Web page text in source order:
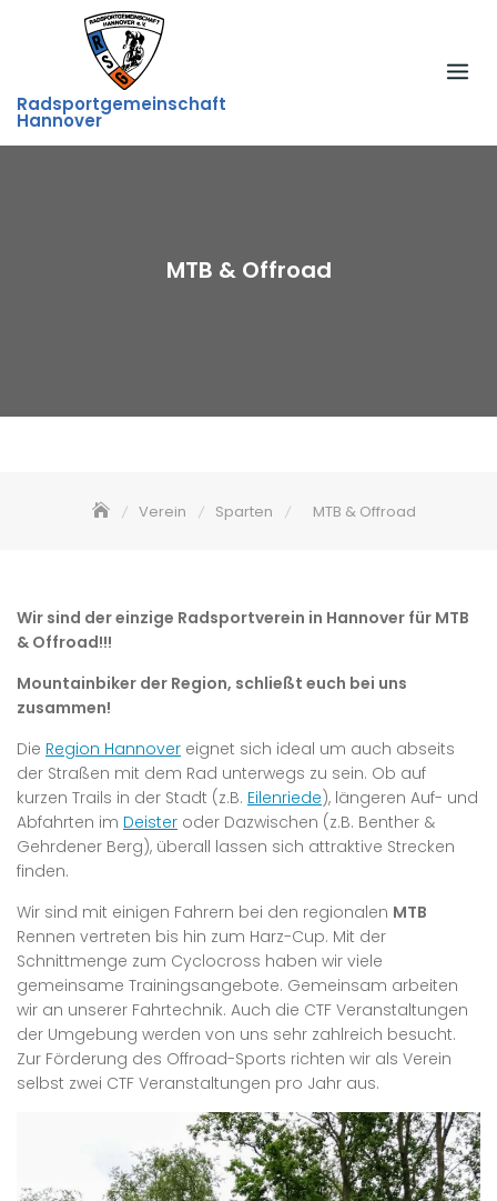
Radsportgemeinschaft
Hannover
MTB & Offroad
Verein Sparten MTB & Offroad
Wir sind der einzige Radsportverein in Hannover für MTB
& Offroad!!!
Mountainbiker der Region, schließt euch bei uns
zusammen!
Die Region Hannover eignet sich ideal um auch abseits
der Straßen mit dem Rad unterwegs zu sein. Ob auf
kurzen Trails in der Stadt (z.B. Eilenriede), längeren Auf- und
Abfahrten im Deister oder Dazwischen (z.B. Benther &
Gehrdener Berg), überall lassen sich attraktive Strecken
finden.
Wir sind mit einigen Fahrern bei den regionalen MTB
Rennen vertreten bis hin zum Harz-Cup. Mit der
Schnittmenge zum Cyclocross haben wir viele
gemeinsame Trainingsangebote. Gemeinsam arbeiten
wir an unserer Fahrtechnik. Auch die CTF Veranstaltungen
der Umgebung werden von uns sehr zahlreich besucht.
Zur Förderung des Offroad-Sports richten wir als Verein
selbst zwei CTF Veranstaltungen pro Jahr aus.